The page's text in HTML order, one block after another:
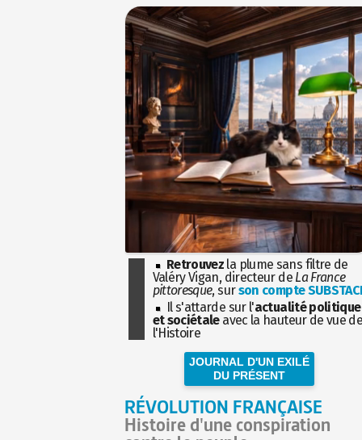
Retrouvez la plume sans filtre de
Valéry Vigan, directeur de La France
pittoresque, surson compte
Il s'attarde sur l'actualité politique
et sociétaleavec la hauteur de vue
l'Histoire
JOURNAL D'UN EXILÉ
DU PRÉSENT
RÉVOLUTION FRANÇAISE
Histoire d'une conspiration